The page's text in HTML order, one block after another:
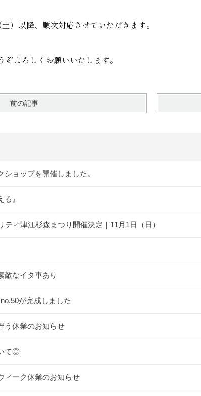
）以降、順次対応させていただきます。
よろしくお願いいたします。
前の記事
ショップを開催しました。
る』
ティ津江杉森まつり開催決定｜11月1日（日）
敵なイタ車あり
が完成しました
う休業のお知らせ
て◎
ィーク休業のお知らせ